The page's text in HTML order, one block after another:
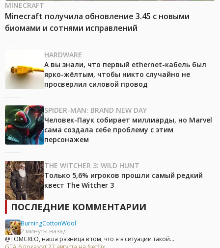
MINECRAFT
Minecraft получила обновление 3.45 с новыми
биомами и сотнями исправлений
HARDWARE
А вы знали, что первый ethernet-кабель был
ярко-жёлтым, чтобы никто случайно не
просверлил силовой провод
SPIDER-MAN: BRAND NEW DAY
Человек-Паук собирает миллиарды, но Marvel
сама создала себе проблему с этим
персонажем
THE WITCHER 3: WILD HUNT
Только 5,6% игроков прошли самый редкий
квест The Witcher 3
ПОСЛЕДНИЕ КОММЕНТАРИИ
BurningCottonWool
2 минуты назад
@TOMCREO, наша разница в том, что я в ситуации такой...